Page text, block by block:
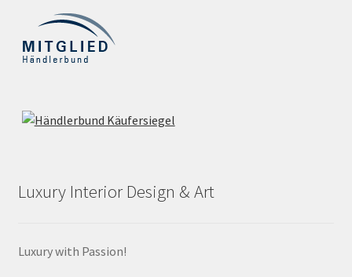
Luxury Interior Design & Art
Luxury with Passion!